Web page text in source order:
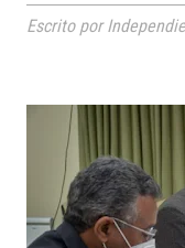
Escrito por